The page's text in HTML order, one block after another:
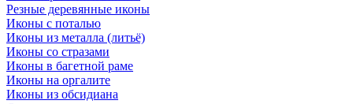
Резные деревянные иконы
Иконы с поталью
Иконы из металла (литьё)
Иконы со стразами
Иконы в багетной раме
Иконы на оргалите
Иконы из обсидиана